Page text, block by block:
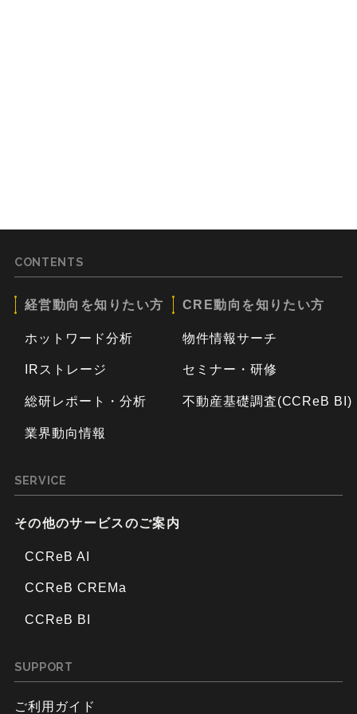
CONTENTS
経営動向を知りたい方
ホットワード分析
IRストレージ
総研レポート・分析
業界動向情報
CRE動向を知りたい方
物件情報サーチ
セミナー・研修
不動産基礎調査(CCReB BI)
SERVICE
その他のサービスのご案内
CCReB AI
CCReB CREMa
CCReB BI
SUPPORT
ご利用ガイド